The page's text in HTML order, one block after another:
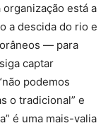
está a
a descida do rio e
— para
captar
podemos
o tradicional” e
é uma mais-valia